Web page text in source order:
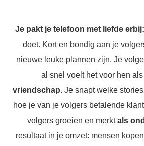
Je pakt je telefoon met liefde erbij:
doet. Kort en bondig aan je
nieuwe leuke plannen zijn. Je
al snel voelt het voor hen
vriendschap. Je snapt welke
hoe je van je volgers betalende
volgers groeien en merktals
resultaat in je omzet: mensen